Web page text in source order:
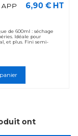
6,90 € HT
de 600ml : séchage
Idéale pour
et plus. Fini semi-
ont